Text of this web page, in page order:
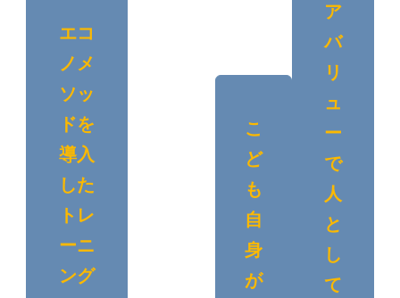
エコ
ノメ
ソッ
ドを
導入
した
トレ
ーニ
ング
こ
ど
も
自
身
が
ア
バ
リ
ュ
ー
で
人
と
し
て